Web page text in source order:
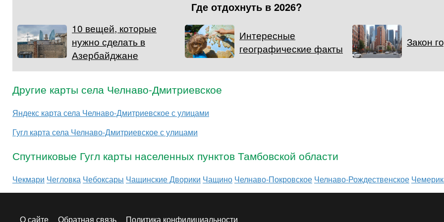
Где отдохнуть в 2026?
10 вещей, которые
нужно сделать в
Азербайджане
Интересные
географические факты
Закон
Другие карты села Челнаво-Дмитриевское
Яндекс карта села Челнаво-Дмитриевское с улицами
Гугл карта села Челнаво-Дмитриевское с улицами
Спутниковые Гугл карты населенных пунктов Тамбовской области
Чекмари Чегловка Чебоксары Чащинские Дворики Чащино Челнаво-Покровское Челнаво-Рождественское
О сайте Обратная связь Политика конфидициальности